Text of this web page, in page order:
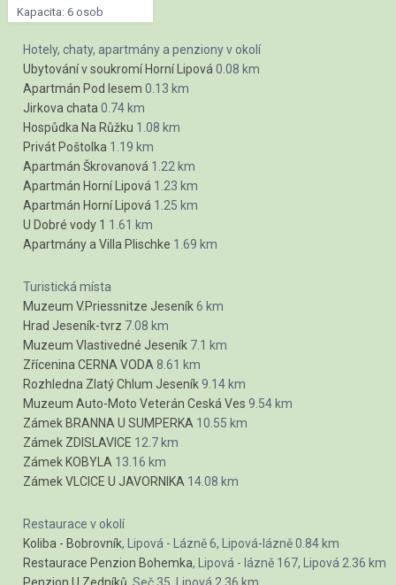
Kapacita: 6 osob
Hotely, chaty, apartmány a penziony v okolí
Ubytování v soukromí Horní Lipová 0.08 km
Apartmán Pod lesem 0.13 km
Jirkova chata 0.74 km
Hospůdka Na Růžku 1.08 km
Privát Poštolka 1.19 km
Apartmán Škrovanová 1.22 km
Apartmán Horní Lipová 1.23 km
Apartmán Horní Lipová 1.25 km
U Dobré vody 1 1.61 km
Apartmány a Villa Plischke 1.69 km
Turistická místa
Muzeum V.Priessnitze Jeseník6 km
Hrad Jeseník-tvrz 7.08 km
Muzeum Vlastivedné Jeseník 7.1 km
Zřícenina CERNA VODA 8.61 km
Rozhledna Zlatý Chlum Jeseník9.14 km
Muzeum Auto-Moto Veterán Ceská Ves 9.54 km
Zámek BRANNA U SUMPERKA 10.55 km
Zámek ZDISLAVICE 12.7 km
Zámek KOBYLA 13.16 km
Zámek VLCICE U JAVORNIKA 14.08 km
Restaurace v okolí
Koliba - Bobrovník, Lipová - Lázně 6, Lipová-lázně0.84 km
Restaurace Penzion Bohemka, Lipová - lázně 167, Lipová 2.36 km